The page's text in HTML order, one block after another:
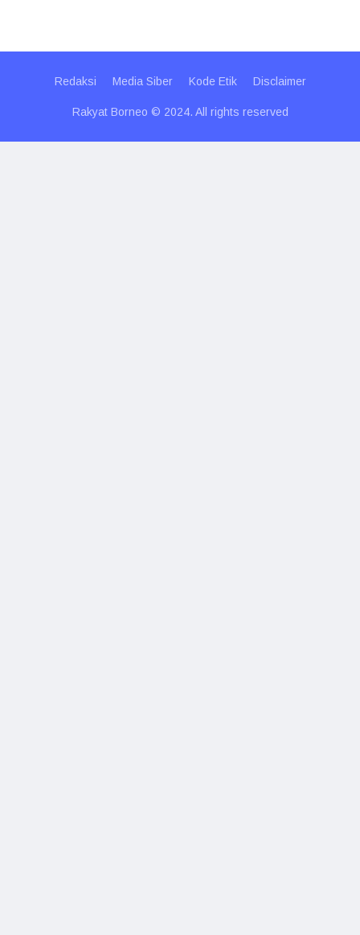
Redaksi Media Siber Kode Etik Disclaimer
Rakyat Borneo © 2024. All rights reserved